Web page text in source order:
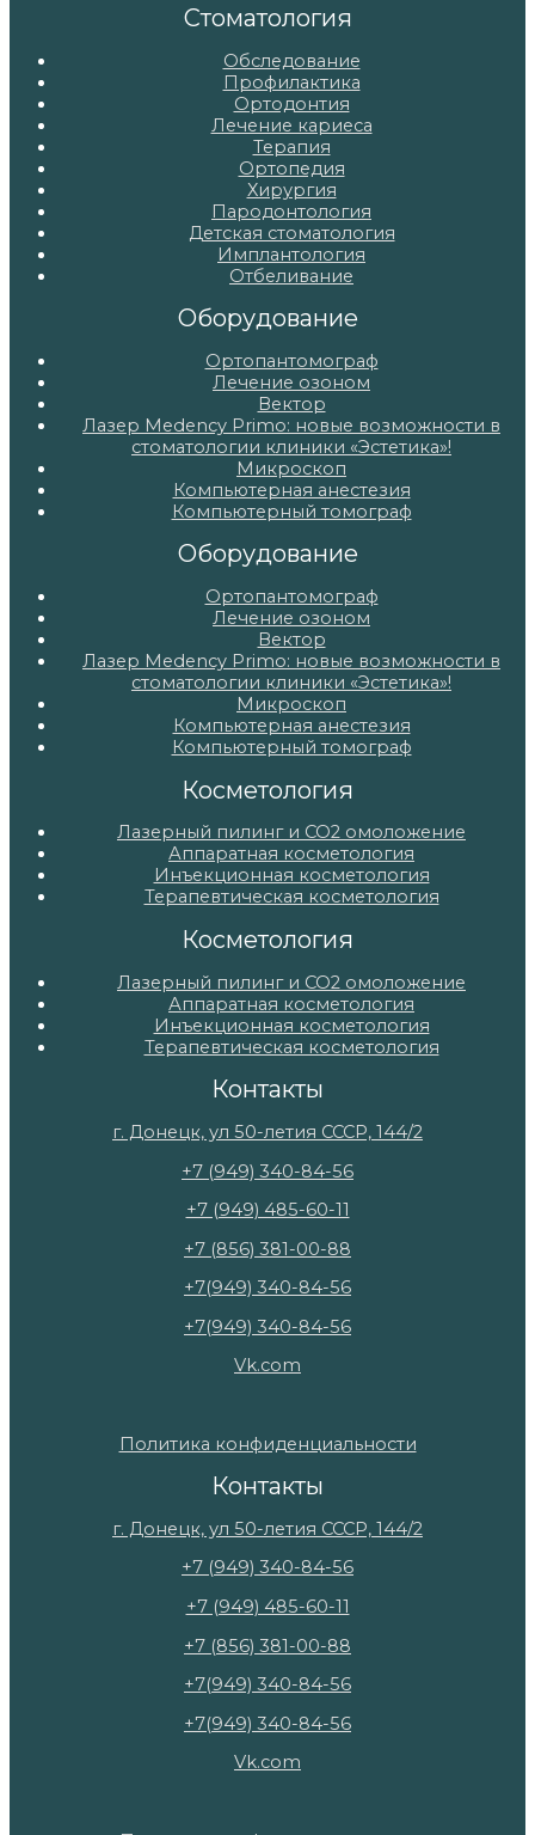
Стоматология
Обследование
Профилактика
Ортодонтия
Лечение кариеса
Терапия
Ортопедия
Хирургия
Пародонтология
Детская стоматология
Имплантология
Отбеливание
Оборудование
Ортопантомограф
Лечение озоном
Вектор
Лазер Medency Primo: новые возможности в
стоматологии клиники «Эстетика»!
Микроскоп
Компьютерная анестезия
Компьютерный томограф
Оборудование
Ортопантомограф
Лечение озоном
Вектор
Лазер Medency Primo: новые возможности в
стоматологии клиники «Эстетика»!
Микроскоп
Компьютерная анестезия
Компьютерный томограф
Косметология
Лазерный пилинг и СО2 омоложение
Аппаратная косметология
Инъекционная косметология
Терапевтическая косметология
Косметология
Лазерный пилинг и СО2 омоложение
Аппаратная косметология
Инъекционная косметология
Терапевтическая косметология
Контакты
г. Донецк, ул 50-летия СССР, 144/2
+7 (949) 340-84-56
+7 (949) 485-60-11
+7 (856) 381-00-88
+7(949) 340-84-56
+7(949) 340-84-56
Vk.com
Политика конфиденциальности
Контакты
г. Донецк, ул 50-летия СССР, 144/2
+7 (949) 340-84-56
+7 (949) 485-60-11
+7 (856) 381-00-88
+7(949) 340-84-56
+7(949) 340-84-56
Vk.com